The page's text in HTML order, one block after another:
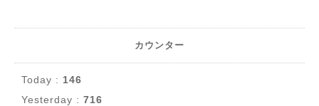
カウンター
Today : 146
Yesterday : 716